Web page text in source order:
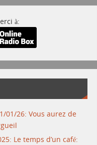
à:
1/01/26: Vous aurez de
Le temps d’un café: